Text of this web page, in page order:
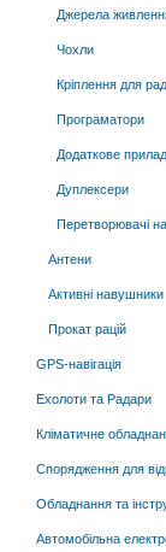
Джерела
Чохли
Кріплення для
Програматори
Додаткове
Дуплексери
Перетворювачі
Антени
Активні навушники
Прокат рацій
GPS-навігація
Ехолоти та Радари
Кліматичне
Спорядження для
Обладнання та
Автомобільна